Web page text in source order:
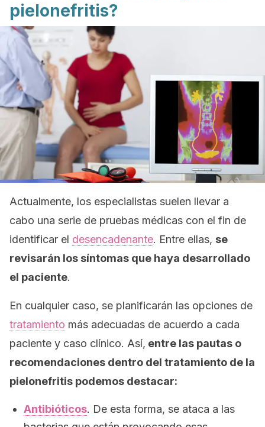
pielonefritis?
Actualmente, los especialistas suelen llevar a
cabo una serie de pruebas médicas con el fin de
identificar el desencadenante. Entre ellas, se
revisarán los síntomas que haya desarrollado
el paciente.
En cualquier caso, se planificarán las opciones de
tratamiento más adecuadas de acuerdo a cada
paciente y caso clínico. Así, entre las pautas o
recomendaciones dentro del tratamiento de la
pielonefritis podemos destacar:
Antibióticos. De esta forma, se ataca a las